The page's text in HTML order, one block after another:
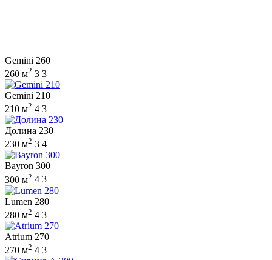
Gemini 260
260 м2 3 3
Gemini 210
210 м2 4 3
Долина 230
230 м2 3 4
Bayron 300
300 м2 4 3
Lumen 280
280 м2 4 3
Atrium 270
270 м2 4 3